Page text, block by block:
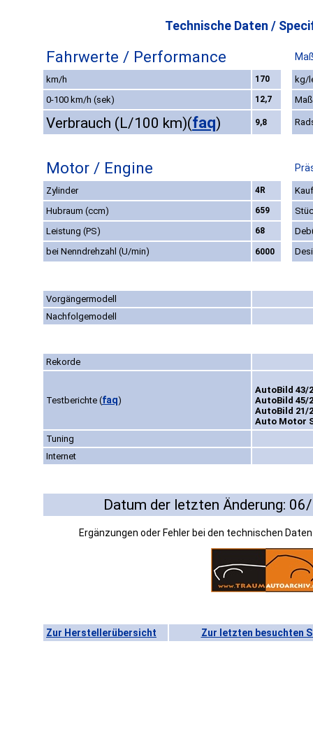
Technische Daten /
Fahrwerte / Performance
km/h 170
kg/
0-100 km/h (sek)
12,7
Verbrauch (L/100 km)(faq) 9,8
Motor / Engine
Zylinder 4R
Hubraum (ccm)
659
Leistung (PS)
68
bei Nenndrehzahl (U/min)
6000
Vorgängermodell
Nachfolgemodell
Rekorde
Testberichte (faq)
AutoBild 43/
AutoBild 45/
AutoBild 21/
Auto Motor
Tuning
Internet
Datum der letzten Änderung:
Ergänzungen oder Fehler bei den technischen
Zur Herstellerübersicht Zur letzten besuchten